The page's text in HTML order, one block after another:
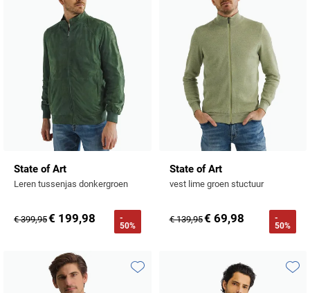
State of Art
Leren tussenjas donkergroen
€ 399,95€ 199,98
-
50%
State of Art
vest lime groen stuctuur
€ 139,95€ 69,98
-
50%
Toevoegen aan favorieten